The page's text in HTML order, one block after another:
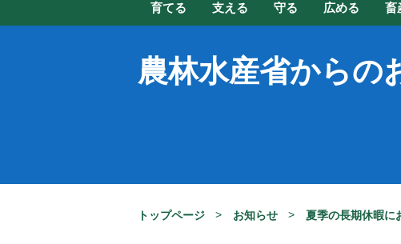
育てる 支える 守る 広める 畜
農林水産省からの
トップページ お知らせ 夏季の長期休暇に